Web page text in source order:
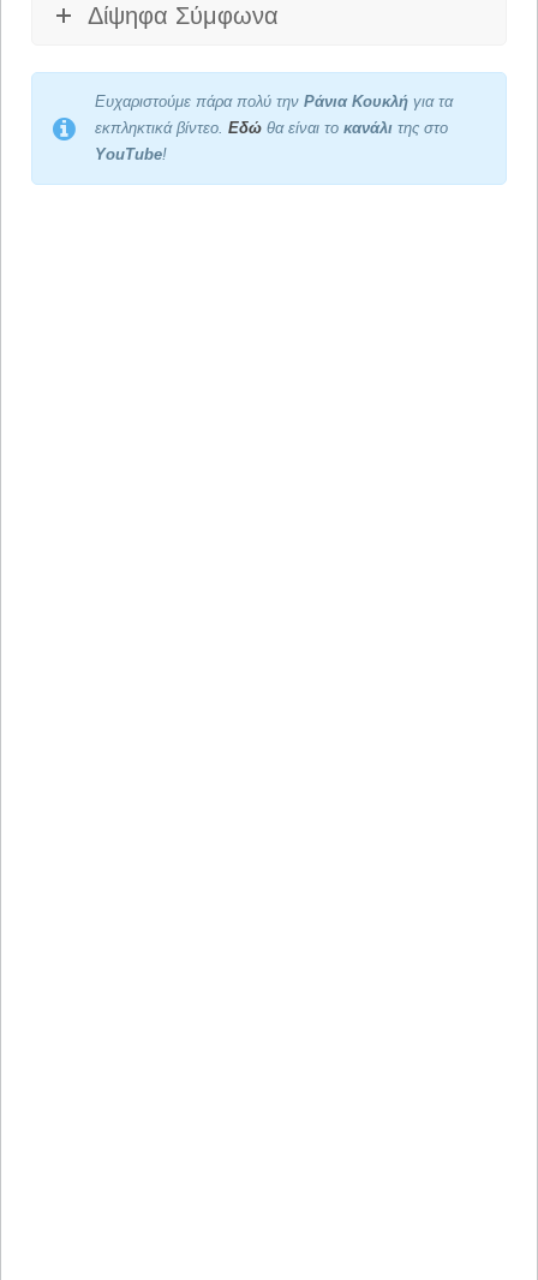
Δίψηφα Σύμφωνα
Ευχαριστούμε πάρα πολύ την Ράνια Κουκλή για τα
εκπληκτικά βίντεο. Εδώ θα είναι το κανάλι της στο
YouTube!